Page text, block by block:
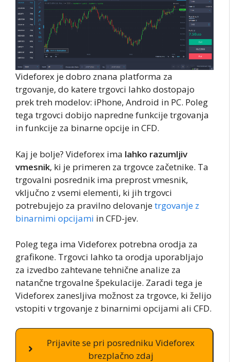
Videforex je dobro znana platforma za
trgovanje, do katere trgovci lahko dostopajo
prek treh modelov: iPhone, Android in PC. Poleg
tega trgovci dobijo napredne funkcije trgovanja
in funkcije za binarne opcije in CFD.
Kaj je bolje? Videforex ima lahko razumljiv
vmesnik, ki je primeren za trgovce začetnike. Ta
trgovalni posrednik ima preprost vmesnik,
vključno z vsemi elementi, ki jih trgovci
potrebujejo za pravilno delovanjetrgovanje z
binarnimi opcijami in CFD-jev.
Poleg tega ima Videforex potrebna orodja za
grafikone. Trgovci lahko ta orodja uporabljajo
za izvedbo zahtevane tehnične analize za
natančne trgovalne špekulacije. Zaradi tega je
Videforex zanesljiva možnost za trgovce, ki želijo
vstopiti v trgovanje z binarnimi opcijami ali CFD.
Prijavite se pri posredniku Videforex
brezplačno zdaj